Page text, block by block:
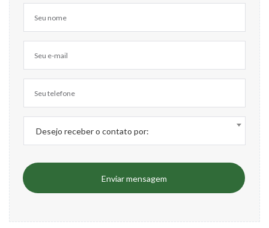
Desejo receber o contato por:
Enviar mensagem